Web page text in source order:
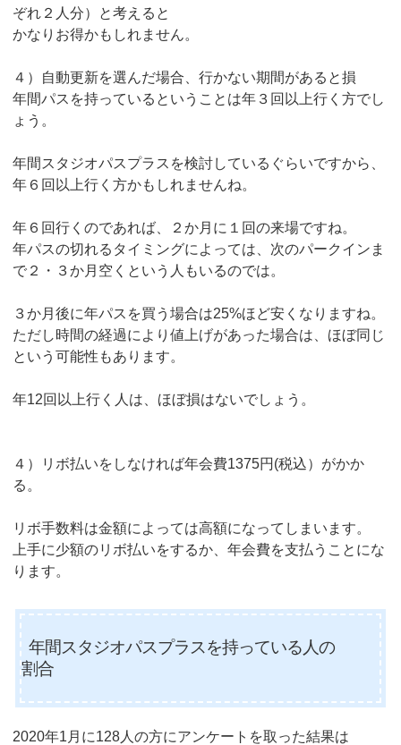
ぞれ２人分）と考えると
かなりお得かもしれません。
４）自動更新を選んだ場合、行かない期間があると損
年間パスを持っているということは年３回以上行く方でし
ょう。
年間スタジオパスプラスを検討しているぐらいですから、
年６回以上行く方かもしれませんね。
年６回行くのであれば、２か月に１回の来場ですね。
年パスの切れるタイミングによっては、次のパークインま
で２・３か月空くという人もいるのでは。
３か月後に年パスを買う場合は25%ほど安くなりますね。
ただし時間の経過により値上げがあった場合は、ほぼ同じ
という可能性もあります。
年12回以上行く人は、ほぼ損はないでしょう。
４）リボ払いをしなければ年会費1375円(税込）がかか
る。
リボ手数料は金額によっては高額になってしまいます。
上手に少額のリボ払いをするか、年会費を支払うことにな
ります。
年間スタジオパスプラスを持っている人の
割合
2020年1月に128人の方にアンケートを取った結果は